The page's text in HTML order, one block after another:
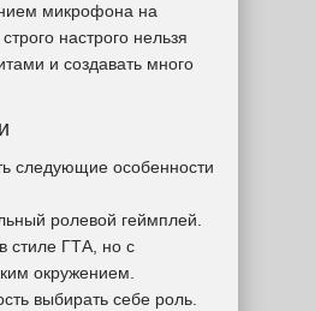
микрофона на
настрого нельзя
и создавать много
следующие особенности
ролевой геймплей.
стиле ГТА, но с
окружением.
выбирать себе роль.